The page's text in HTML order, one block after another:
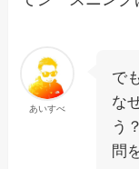
あいすべ
で
な
う
問